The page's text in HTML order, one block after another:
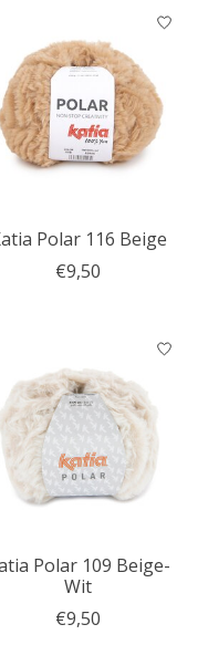
Polar 116 Beige
€9,50
Polar 109 Beige-
Wit
€9,50